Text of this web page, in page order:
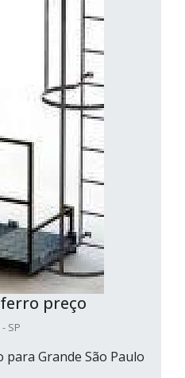
preço
SP
Grande São Paulo